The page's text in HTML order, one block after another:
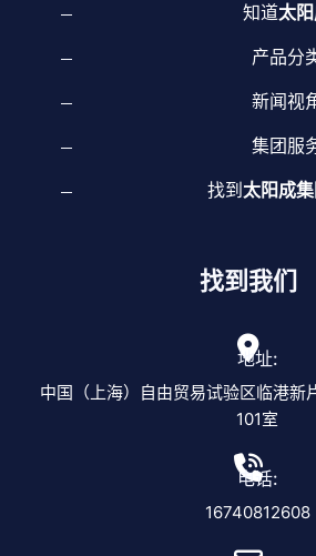
知道太
产品分
新闻视
集团服
找到 太阳成
找到我们
地址:
中国（上海）自由贸易试验区临港新
101室
电话:
16740812608